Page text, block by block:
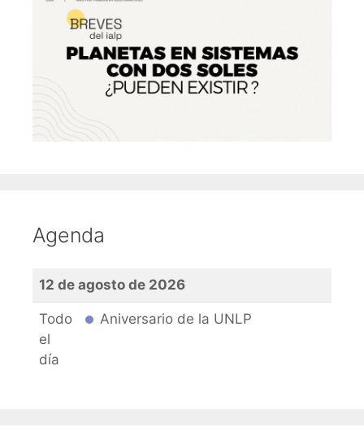
Agenda
12 de agosto de 2026
Todo
el
día
Aniversario de la UNLP